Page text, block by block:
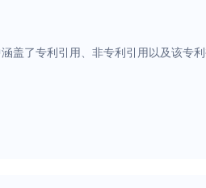
盖了专利引用、非专利引用以及该专利